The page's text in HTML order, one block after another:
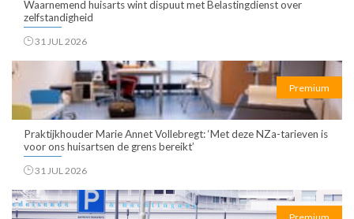
Waarnemend huisarts wint dispuut met Belastingdienst over
zelfstandigheid
31 JUL 2026
Premium
Praktijkhouder Marie Annet Vollebregt: ‘Met deze NZa-tarieven is
voor ons huisartsen de grens bereikt’
31 JUL 2026